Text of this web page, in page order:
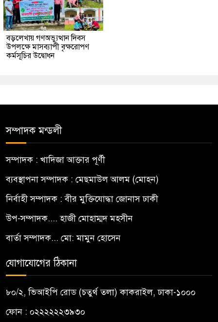
বড়লেখায় গণঅভ্যুত্থান দিবস
উপলক্ষে মাসব্যাপী বৃক্ষরোপণ
কর্মসূচির উদ্বোধন
সম্পাদক মন্ডলী
সম্পাদক : খাদিজা আক্তার পূর্ণী
ব্যবস্থাপনা সম্পাদক : মেছমাউল আলম (মোহন)
নির্বাহী সম্পাদক : বীর মুক্তিযোদ্ধা জোনাস ঢাকী
উপ-সম্পাদক.... হাজী মোহাম্মদ মহসীন
বার্তা সম্পাদক... মো: মামুন হোসেন
যোগাযোগের ঠিকানা
৮০/২, ভিআইপি রোড (চতুর্থ তলা) কাকরাইল, ঢাকা-১০০০
ফোন : ০২২২২২২৩৯৩০